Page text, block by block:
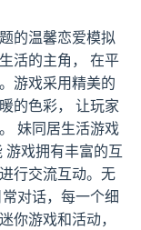
的温馨恋爱模拟
活的主角， 在平
游戏采用精美的
的色彩， 让玩家
妹同居生活游戏
游戏拥有丰富的互
行交流互动。无
对话，每一个细
你游戏和活动，